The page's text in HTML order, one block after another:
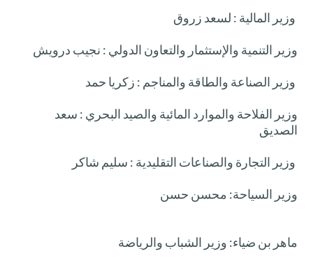
وزير المالية : لسعد زروق
وزير التنمية والإستثمار والتعاون الدولي : نجيب درويش
وزير الصناعة والطاقة والمناجم : زكريا حمد
وزير الفلاحة والموارد المائية والصيد البحري : سعد
الصديق
وزير التجارة والصناعات التقليدية : سليم شاكر
وزير السياحة: محسن حسن
ماهر بن ضياء: وزير الشباب والرياضة